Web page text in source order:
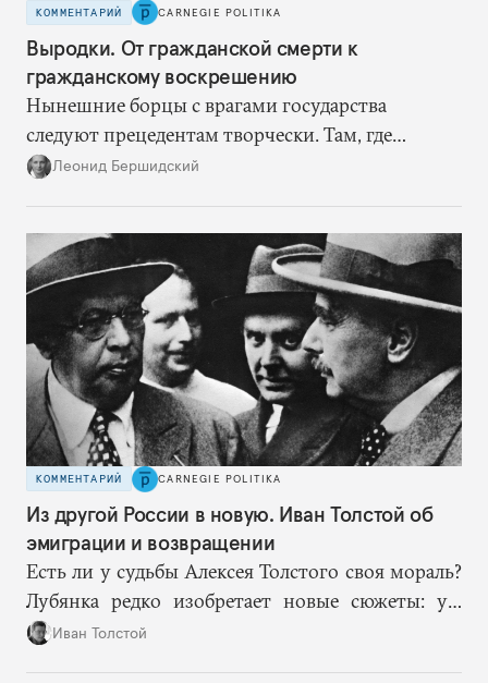
КОММЕНТАРИЙ CARNEGIE POLITIKA
Выродки. От гражданской смерти к
гражданскому воскрешению
Нынешние борцы с врагами государства
следуют прецедентам творчески. Там, где
нацисты торопились в революционном угаре,
сериям ограничений и перекрывая вскрывшиеся
в процессе лазейки.
Леонид Бершидский
КОММЕНТАРИЙ CARNEGIE POLITIKA
Из другой России в новую. Иван Толстой об
эмиграции и возвращении
Есть ли у судьбы Алексея Толстого своя мораль?
Лубянка редко изобретает новые сюжеты: уж
больно хорошо срабатывают старые.
Иван Толстой